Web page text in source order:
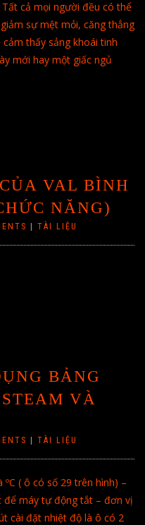
cả mọi người đều có thể
sự mệt mỏi, căng thẳng
thấy sảng khoái tinh
mới hay một giấc ngủ
VAL BÌNH
NĂNG)
TÀI LIỆU
BẢNG
VÀ
TÀI LIỆU
( ô có số 29 trên hình) –
để máy tự động tắt – đơn vị
cài đặt nhiệt độ là ô có 2